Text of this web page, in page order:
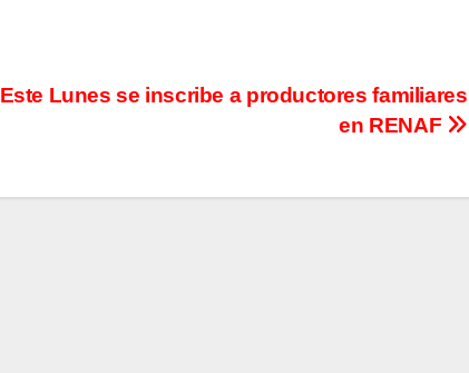
Este Lunes se inscribe a productores familiares
en RENAF